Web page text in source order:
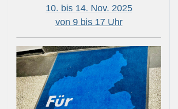
10. bis 14. Nov. 2025
von 9 bis 17 Uhr